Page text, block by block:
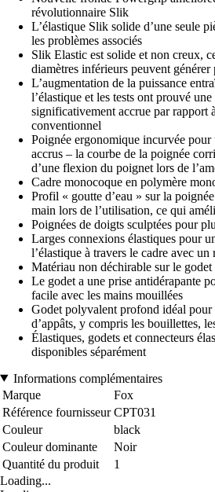
révolutionnaire Slik
L’élastique Slik solide d’une seule
les problèmes associés
Slik Elastic est solide et non creux,
diamètres inférieurs peuvent générer
L’augmentation de la puissance
l’élastique et les tests ont prouvé
significativement accrue par rapport
conventionnel
Poignée ergonomique incurvée
accrus – la courbe de la poignée
d’une flexion du poignet lors de
Cadre monocoque en polymère
Profil « goutte d’eau » sur la
main lors de l’utilisation, ce qui
Poignées de doigts sculptées pour
Larges connexions élastiques pour
l’élastique à travers le cadre avec
Matériau non déchirable sur le godet
Le godet a une prise antidérapante
facile avec les mains mouillées
Godet polyvalent profond idéal pour
d’appâts, y compris les bouillettes,
Élastiques, godets et connecteurs
disponibles séparément
Informations complémentaires
Marque
Fox
Référence fournisseur CPT031
Couleur
black
Couleur dominante
Noir
Quantité du produit
1
Loading...